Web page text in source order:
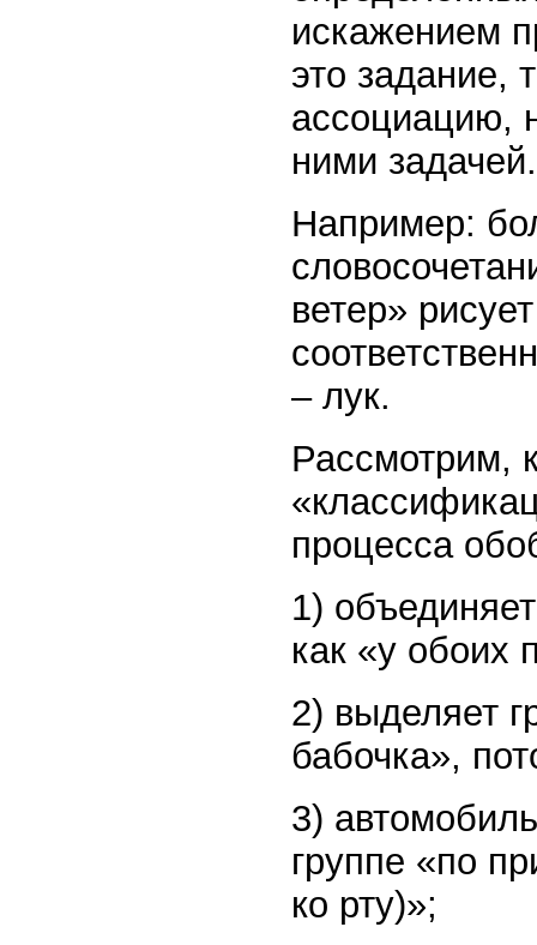
искажением
это задание,
ассоциацию,
ними задачей.
Например:
ветер»
– лук.
Рассмотрим,
процесса
1)
как «у обоих
2) выделяет
бабочка»,
3)
группе «по
ко рту)»;